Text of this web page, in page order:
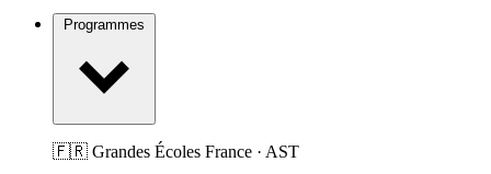
🇫🇷 Grandes Écoles France · AST